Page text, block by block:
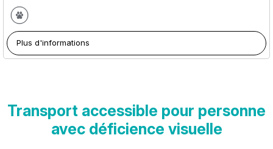
Plus d'informations
Transport accessible pour personne
avec déficience visuelle